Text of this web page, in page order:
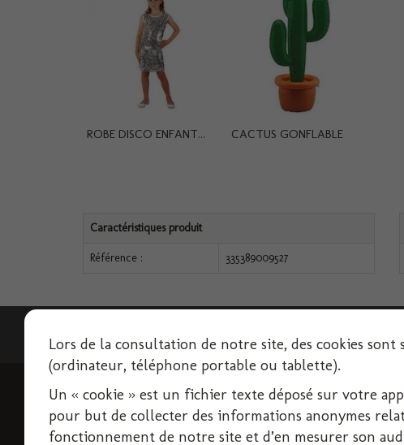
ROBE DISCO ENFANT... CACTUS GONFLABLE
Caractéristiques produit
Référence : 335389009527
INFORMATIONS
Livraison
Lors de la consultation de notre site, des cookies sont
(ordinateur, téléphone portable ou tablette).
Un « cookie » est un fichier texte déposé sur votre
pour but de collecter des informations anonymes
fonctionnement de notre site et d’en mesurer son